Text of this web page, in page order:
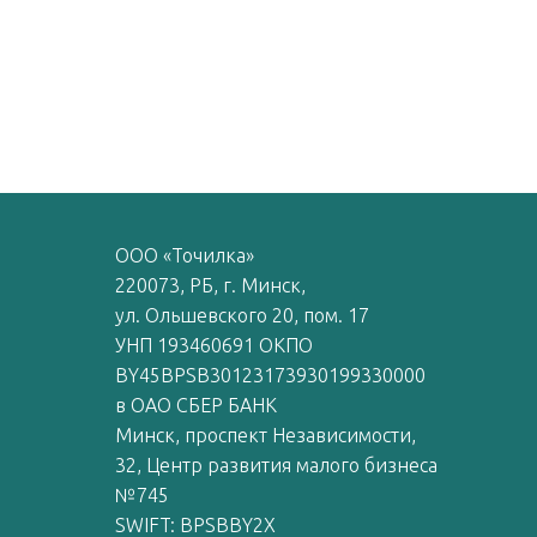
ООО «Точилка»
220073, РБ, г. Минск,
ул. Ольшевского 20, пом. 17
УНП 193460691 ОКПО
BY45BPSB30123173930199330000
в ОАО СБЕР БАНК
Минск, проспект Независимости,
32, Центр развития малого бизнеса
№745
SWIFT: BPSBBY2X